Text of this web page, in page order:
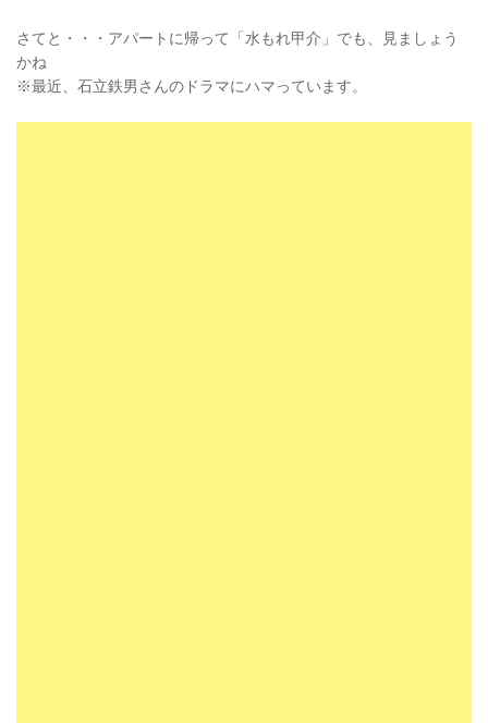
さてと・・・アパートに帰って「水もれ甲介」でも、見ましょう
かね
※最近、石立鉄男さんのドラマにハマっています。